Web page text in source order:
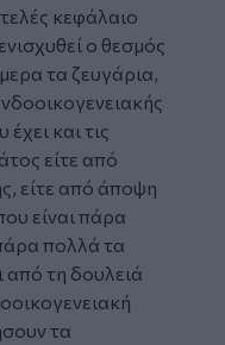
κεφάλαιο
ο θεσμός
τα ζευγάρια,
και τις
είτε από
είτε από άποψη
είναι πάρα
πολλά τα
από τη δουλειά
τα